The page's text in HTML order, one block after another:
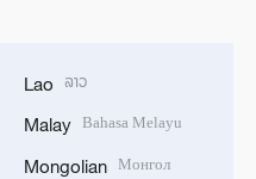
Lao ລາວ
Malay Bahasa Melayu
Mongolian Монгол